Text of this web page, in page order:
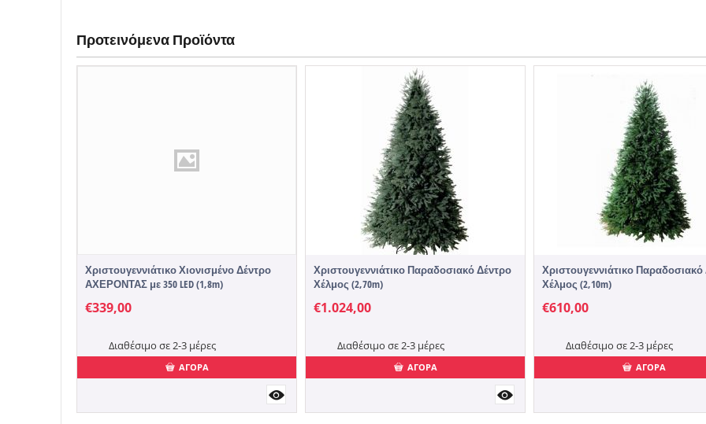
Προτεινόμενα Προϊόντα
Χριστουγεννιάτικο Χιονισμένο Δέντρο
ΑΧΕΡΟΝΤΑΣ με 350 LED (1,8m)
€339,00
Διαθέσιμο σε 2-3 μέρες
ΑΓΟΡΑ
Χριστουγεννιάτικο Παραδοσιακό Δέντρο
Χέλμος (2,70m)
€1.024,00
Διαθέσιμο σε 2-3 μέρες
ΑΓΟΡΑ
Χριστουγεννιάτικο
Χέλμος (2,10m)
€610,00
Διαθέσιμο σε 2-3 μέρες
ΑΓΟΡΑ